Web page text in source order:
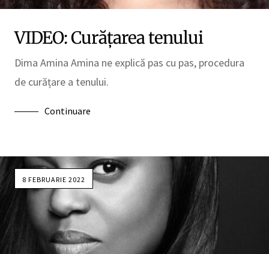
VIDEO: Curățarea tenului
Dima Amina Amina ne explică pas cu pas, procedura
de curățare a tenului.
Continuare
8 FEBRUARIE 2022